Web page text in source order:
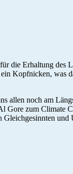
die Erhaltung des
Kopfnicken, was
allen noch am
Gore zum Climate
Gleichgesinnten